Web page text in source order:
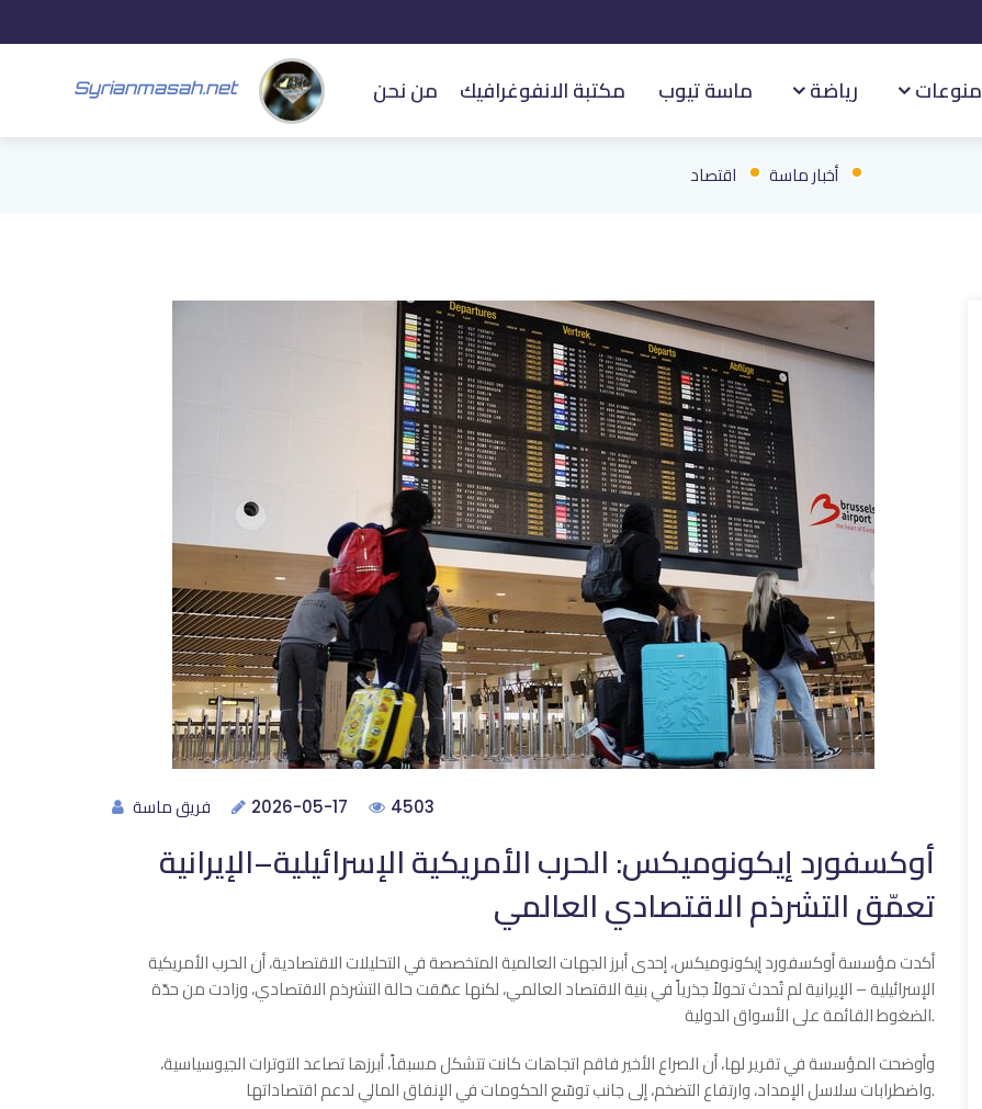
Syrianmasah.net منوعات رياضة ماسة تيوب مكتبة الانفوغرافيك من نحن
أخبار ماسة اقتصاد
فريق ماسة 2026-05-17 4503
أوكسفورد إيكونوميكس: الحرب الأمريكية الإسرائيلية–الإيرانية
تعمّق التشرذم الاقتصادي العالمي
أكدت مؤسسة أوكسفورد إيكونوميكس، إحدى أبرز الجهات العالمية المتخصصة في التحليلات الاقتصادية، أن الحرب الأمريكية
الإسرائيلية – الإيرانية لم تُحدث تحولاً جذرياً في بنية الاقتصاد العالمي، لكنها عمّقت حالة التشرذم الاقتصادي، وزادت من حدّة
الضغوط القائمة على الأسواق الدولية.
وأوضحت المؤسسة في تقرير لها، أن الصراع الأخير فاقم اتجاهات كانت تتشكل مسبقاً، أبرزها تصاعد التوترات الجيوسياسية،
واضطرابات سلاسل الإمداد، وارتفاع التضخم، إلى جانب توسّع الحكومات في الإنفاق المالي لدعم اقتصاداتها.